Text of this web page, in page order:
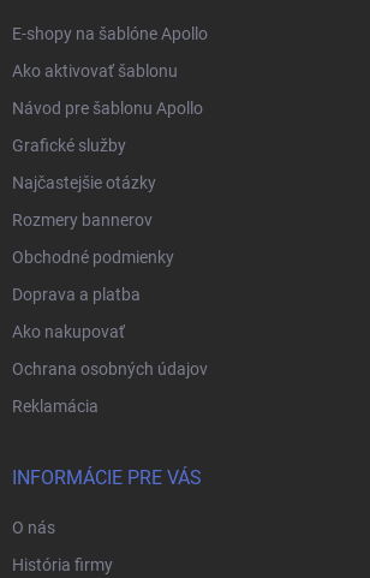
E-shopy na šablóne Apollo
Ako aktivovať šablonu
Návod pre šablonu Apollo
Grafické služby
Najčastejšie otázky
Rozmery bannerov
Obchodné podmienky
Doprava a platba
Ako nakupovať
Ochrana osobných údajov
Reklamácia
INFORMÁCIE PRE VÁS
O nás
História firmy